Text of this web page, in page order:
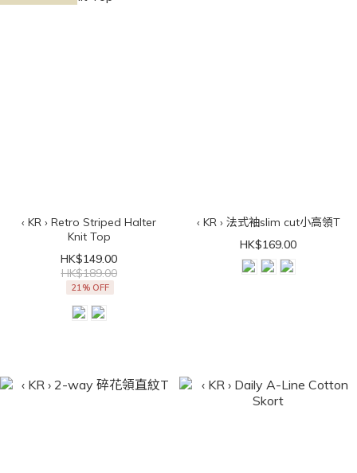
‹ KR › Retro Striped Halter
Knit Top
HK$149.00
HK$189.00
21% OFF
‹ KR › 法式袖slim cut小高領T
HK$169.00